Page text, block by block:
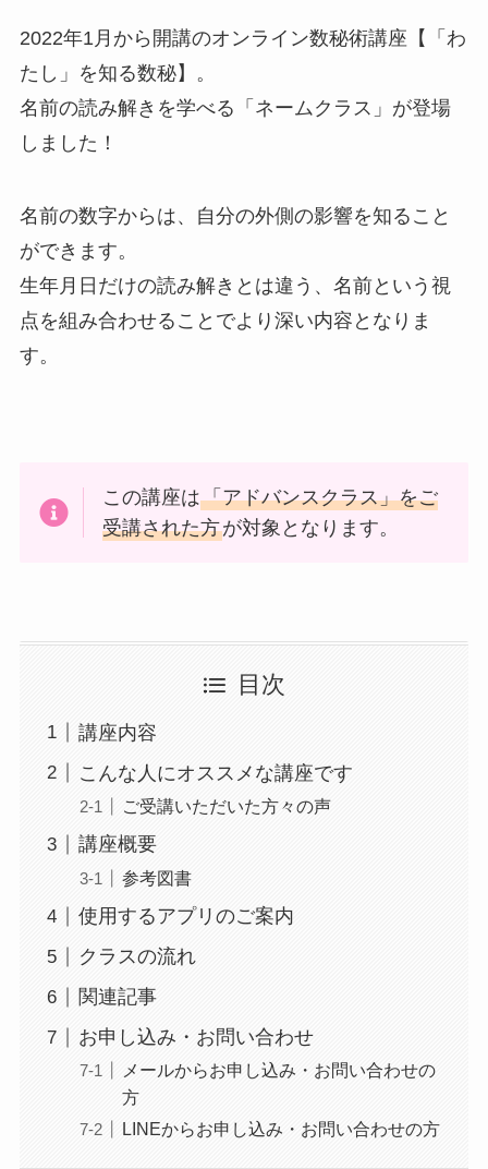
2022年1月から開講のオンライン数秘術講座【「わ
たし」を知る数秘】。
名前の読み解きを学べる「ネームクラス」が登場
しました！
名前の数字からは、自分の外側の影響を知ること
ができます。
生年月日だけの読み解きとは違う、名前という視
点を組み合わせることでより深い内容となりま
す。
この講座は「アドバンスクラス」をご
受講された方が対象となります。
目次
講座内容
こんな人にオススメな講座です
ご受講いただいた方々の声
講座概要
参考図書
使用するアプリのご案内
クラスの流れ
関連記事
お申し込み・お問い合わせ
メールからお申し込み・お問い合わせの
方
LINEからお申し込み・お問い合わせの方